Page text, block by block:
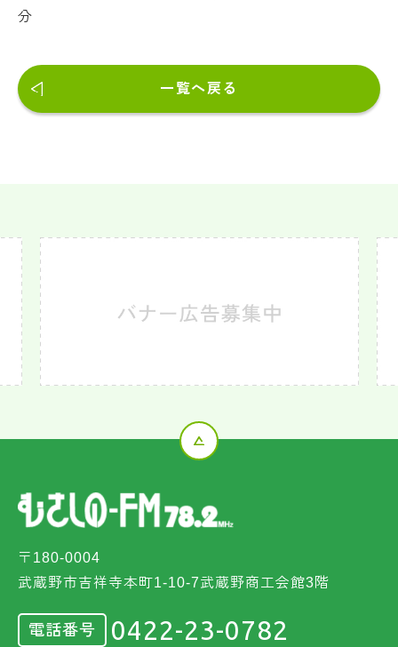
分
一覧へ戻る
〒180-0004
武蔵野市吉祥寺本町1-10-7武蔵野商工会館3階
電話番号 0422-23-0782